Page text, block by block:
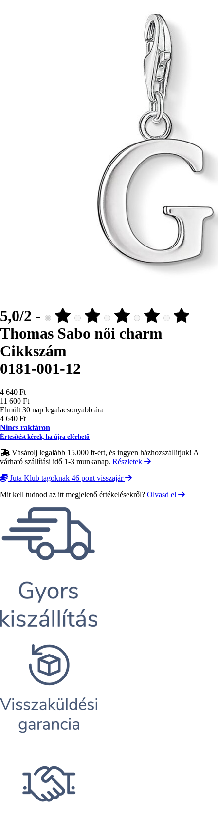
5,0/2 -
Thomas Sabo női charm
Cikkszám
0181-001-12
Ár
4 640 Ft
11 600 Ft
Elmúlt 30 nap legalacsonyabb ára
4 640 Ft
Nincs raktáron
Értesítést kérek, ha újra elérhető
Vásárolj legalább 15.000 ft-ért, és ingyen házhozszállítjuk! A
várható szállítási idő 1-3 munkanap. Részletek
Juta Klub tagoknak 46 pont visszajár
Mit kell tudnod az itt megjelenő értékelésekről? Olvasd el